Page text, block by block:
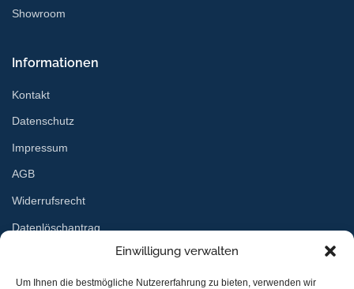
Einwilligung verwalten
Um Ihnen die bestmögliche Nutzererfahrung zu bieten, verwenden wir
Showroom
Informationen
Kontakt
Datenschutz
Impressum
AGB
Widerrufsrecht
Datenlöschantrag
Services